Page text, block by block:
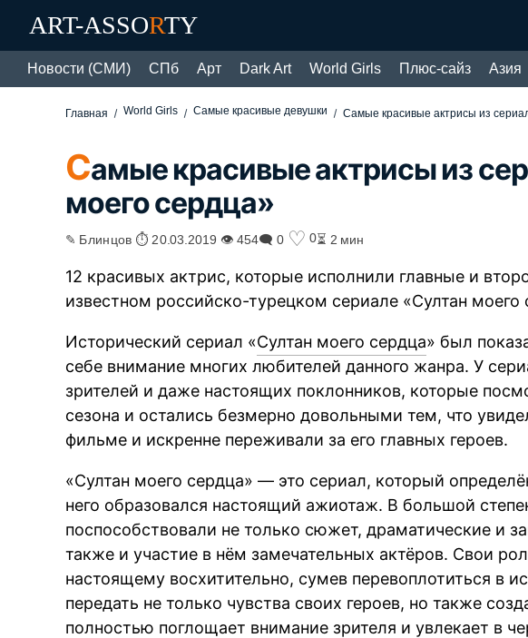
ART-ASSORTY
Новости (СМИ) СПб Арт Dark Art World Girls Плюс-сайз Азия
Главная World Girls Самые красивые девушки Самые красивые актрисы из
Самые красивые актрисы из
моего сердца»
✎ Блинцов ⏱ 20.03.2019 👁 454🗨 0 ♡ 0⏳ 2 мин
12 красивых актрис, которые исполнили главные и
известном российско-турецком сериале «Султан моего
Исторический сериал «Султан моего сердца» был
себе внимание многих любителей данного жанра. У
зрителей и даже настоящих поклонников, которые
сезона и остались безмерно довольными тем, что
фильме и искренне переживали за его главных героев.
«Султан моего сердца» — это сериал, который
него образовался настоящий ажиотаж. В большой
поспособствовали не только сюжет, драматические и
также и участие в нём замечательных актёров. Свои
настоящему восхитительно, сумев перевоплотиться в
передать не только чувства своих героев, но также
полностью поглощает внимание зрителя и увлекает в